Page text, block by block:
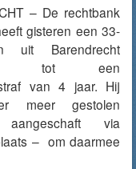
– De rechtbank
gisteren een 33-
uit Barendrecht
tot een
van 4 jaar. Hij
meer gestolen
aangeschaft via
– om daarmee